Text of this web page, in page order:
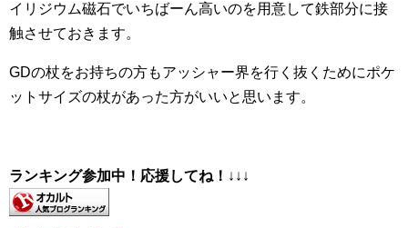
イリジウム磁石でいちばーん高いのを用意して鉄部分に接
触させておきます。
GDの杖をお持ちの方もアッシャー界を行く抜くためにポケ
ットサイズの杖があった方がいいと思います。
ランキング参加中！応援してね！ ↓↓↓